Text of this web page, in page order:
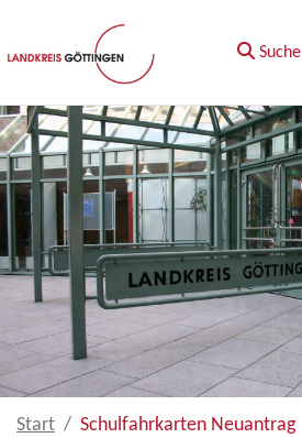
Zum Hauptinhalt springen
Suche
Start Schulfahrkarten Neuantrag